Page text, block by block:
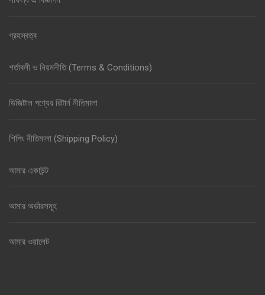
গ্রহস্বত্ব
শর্তাবলী ও নিয়মনীতি (Terms & Conditions)
ডিজিটাল পণ্যের রিটার্ন নীতিমালা
শিপিং নীতিমালা (Shipping Policy)
আমার একাউন্ট
আমার অর্ডারসমূহ
আমার ওয়ালেট